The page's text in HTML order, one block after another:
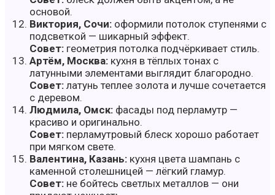
основой.
Виктория, Сочи: оформили потолок ступенями с
подсветкой — шикарный эффект.
Совет: геометрия потолка подчёркивает стиль.
Артём, Москва: кухня в тёплых тонах с
латунными элементами выглядит благородно.
Совет: латунь теплее золота и лучше сочетается
с деревом.
Людмила, Омск: фасады под перламутр —
красиво и оригинально.
Совет: перламутровый блеск хорошо работает
при мягком свете.
Валентина, Казань: кухня цвета шампань с
каменной столешницей — лёгкий гламур.
Совет: не бойтесь светлых металлов — они